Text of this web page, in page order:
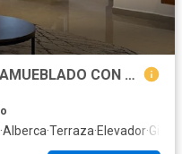
¡CÉNTRICO DEPARTAMENTO AMUEBLADO CON AMENIDADES!
·Alberca·Terraza·Elevador·